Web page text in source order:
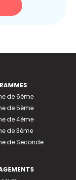
de 6ème
de 5ème
de 4ème
de 3ème
de Seconde